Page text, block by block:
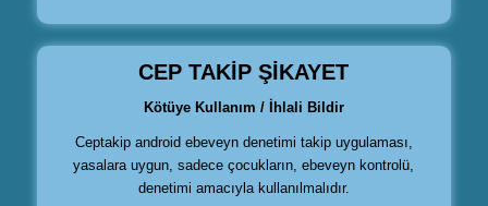
CEP TAKİP ŞİKAYET
Kötüye Kullanım / İhlali Bildir
Ceptakip android ebeveyn denetimi takip uygulaması,
yasalara uygun, sadece çocukların, ebeveyn kontrolü,
denetimi amacıyla kullanılmalıdır.